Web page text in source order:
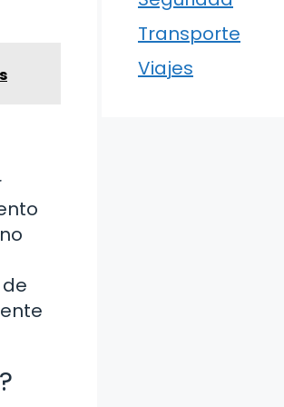
Transporte
Viajes